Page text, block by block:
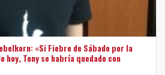
«Si Fiebre de Sábado por la
hoy, Tony se habría quedado con